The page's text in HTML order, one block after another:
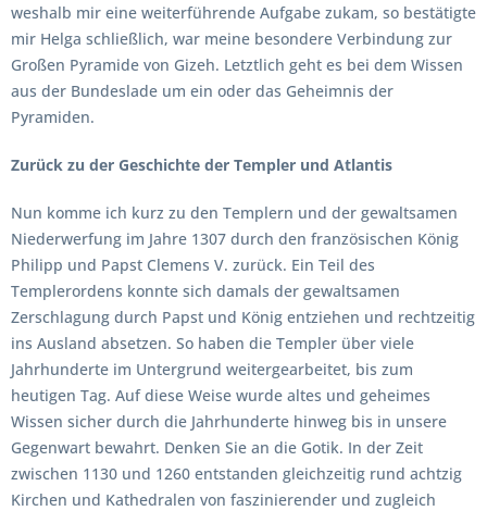
weshalb mir eine weiterführende Aufgabe zukam, so bestätigte
mir Helga schließlich, war meine besondere Verbindung zur
Großen Pyramide von Gizeh. Letztlich geht es bei dem Wissen
aus der Bundeslade um ein oder das Geheimnis der
Pyramiden.
Zurück zu der Geschichte der Templer und Atlantis
Nun komme ich kurz zu den Templern und der gewaltsamen
Niederwerfung im Jahre 1307 durch den französischen König
Philipp und Papst Clemens V. zurück. Ein Teil des
Templerordens konnte sich damals der gewaltsamen
Zerschlagung durch Papst und König entziehen und rechtzeitig
ins Ausland absetzen. So haben die Templer über viele
Jahrhunderte im Untergrund weitergearbeitet, bis zum
heutigen Tag. Auf diese Weise wurde altes und geheimes
Wissen sicher durch die Jahrhunderte hinweg bis in unsere
Gegenwart bewahrt. Denken Sie an die Gotik. In der Zeit
zwischen 1130 und 1260 entstanden gleichzeitig rund achtzig
Kirchen und Kathedralen von faszinierender und zugleich